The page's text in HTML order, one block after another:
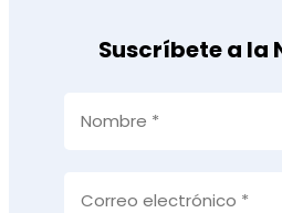
Suscríbete a la